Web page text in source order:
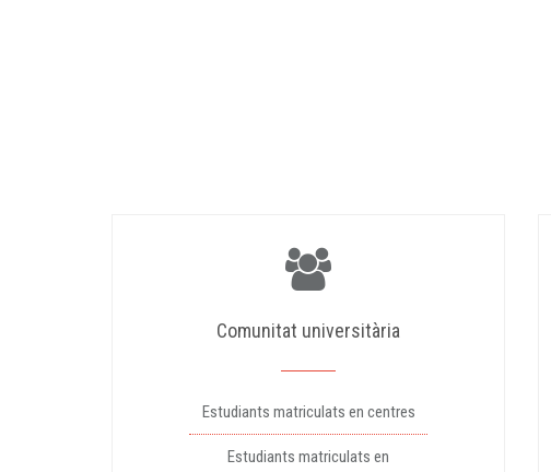
Comunitat universitària
Estudiants matriculats en centres
Estudiants matriculats en